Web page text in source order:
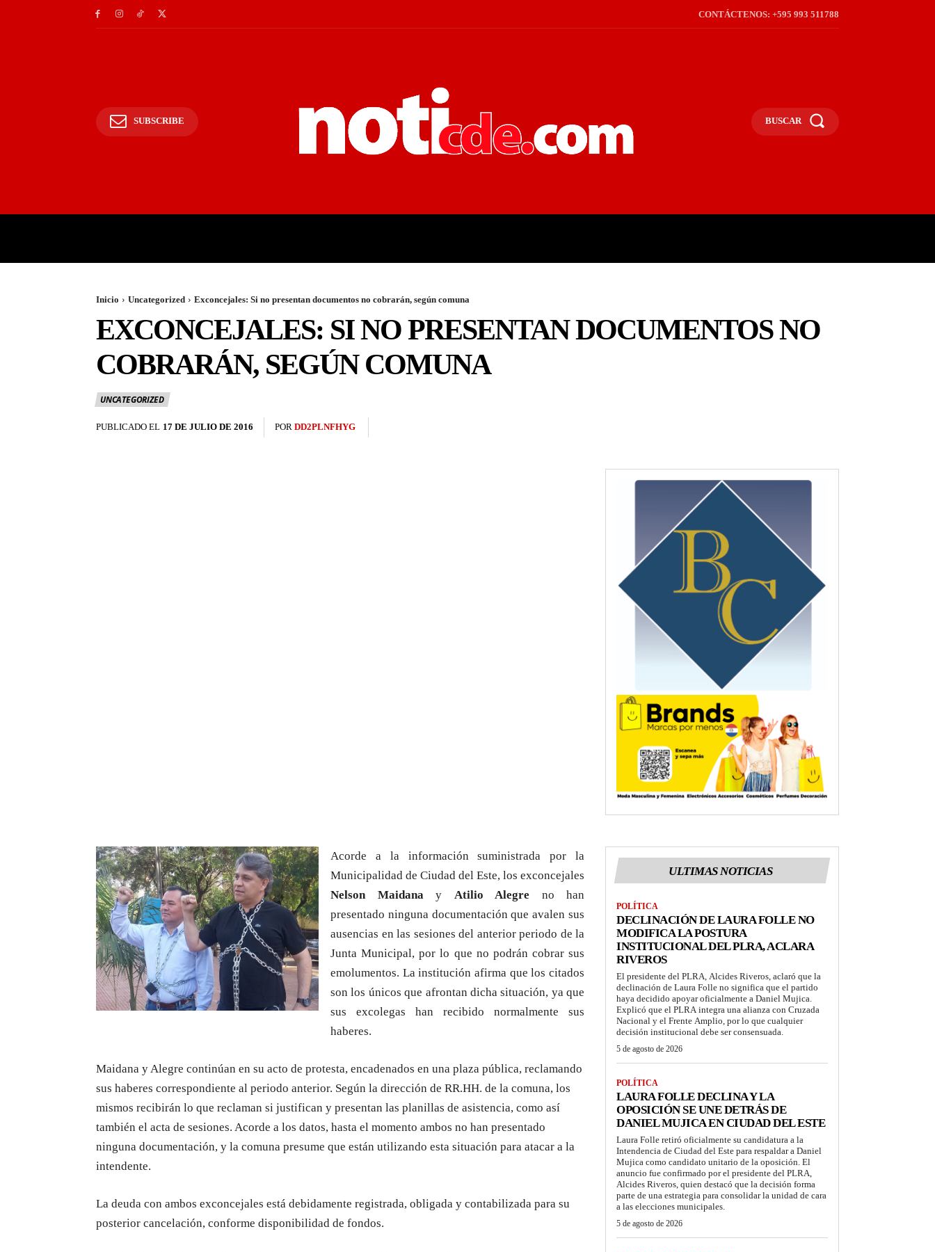
CONTÁCTENOS: +595 993 511788
SUBSCRIBE BUSCAR
Inicio Uncategorized Exconcejales: Si no presentan documentos no cobrarán, según comuna
EXCONCEJALES: SI NO PRESENTAN DOCUMENTOS NO
COBRARÁN, SEGÚN COMUNA
UNCATEGORIZED
PUBLICADO EL 17 DE JULIO DE 2016 POR DD2PLNFHYG
Acorde a la información suministrada por la
Municipalidad de Ciudad del Este, los exconcejales
Nelson Maidana y Atilio Alegre no han
presentado ninguna documentación que avalen sus
ausencias en las sesiones del anterior periodo de la
Junta Municipal, por lo que no podrán cobrar sus
emolumentos. La institución afirma que los citados
son los únicos que afrontan dicha situación, ya que
sus excolegas han recibido normalmente sus
haberes.
Maidana y Alegre continúan en su acto de protesta, encadenados en una plaza pública, reclamando
sus haberes correspondiente al periodo anterior. Según la dirección de RR.HH. de la comuna, los
mismos recibirán lo que reclaman si justifican y presentan las planillas de asistencia, como así
también el acta de sesiones. Acorde a los datos, hasta el momento ambos no han presentado
ninguna documentación, y la comuna presume que están utilizando esta situación para atacar a la
intendente.
La deuda con ambos exconcejales está debidamente registrada, obligada y contabilizada para su
posterior cancelación, conforme disponibilidad de fondos.
ULTIMAS NOTICIAS
POLÍTICA
DECLINACIÓN DE LAURA FOLLE NO
MODIFICA LA POSTURA
INSTITUCIONAL DEL PLRA, ACLARA
RIVEROS
El presidente del PLRA, Alcides Riveros, aclaró que la
declinación de Laura Folle no significa que el partido
haya decidido apoyar oficialmente a Daniel Mujica.
Explicó que el PLRA integra una alianza con Cruzada
Nacional y el Frente Amplio, por lo que cualquier
decisión institucional debe ser consensuada.
5 de agosto de 2026
POLÍTICA
LAURA FOLLE DECLINA Y LA
OPOSICIÓN SE UNE DETRÁS DE
DANIEL MUJICA EN CIUDAD DEL ESTE
Laura Folle retiró oficialmente su candidatura a la
Intendencia de Ciudad del Este para respaldar a Daniel
Mujica como candidato unitario de la oposición. El
anuncio fue confirmado por el presidente del PLRA,
Alcides Riveros, quien destacó que la decisión forma
parte de una estrategia para consolidar la unidad de cara
a las elecciones municipales.
5 de agosto de 2026